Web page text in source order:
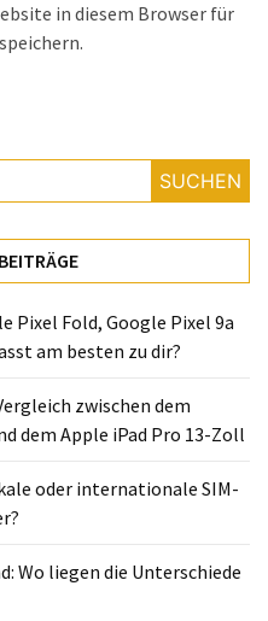
in diesem Browser für
SUCHEN
Pixel Fold, Google Pixel 9a
am besten zu dir?
zwischen dem
dem Apple iPad Pro 13-Zoll
oder internationale SIM-
Wo liegen die Unterschiede